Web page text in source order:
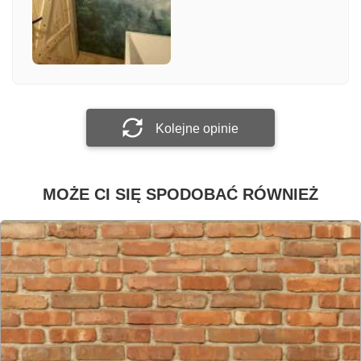
Załącz zdjęcie
Kolejne opinie
MOŻE CI SIĘ SPODOBAĆ RÓWNIEŻ